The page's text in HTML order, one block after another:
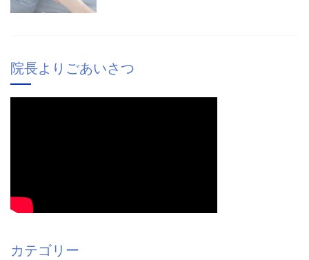
院長よりごあいさつ
カテゴリー